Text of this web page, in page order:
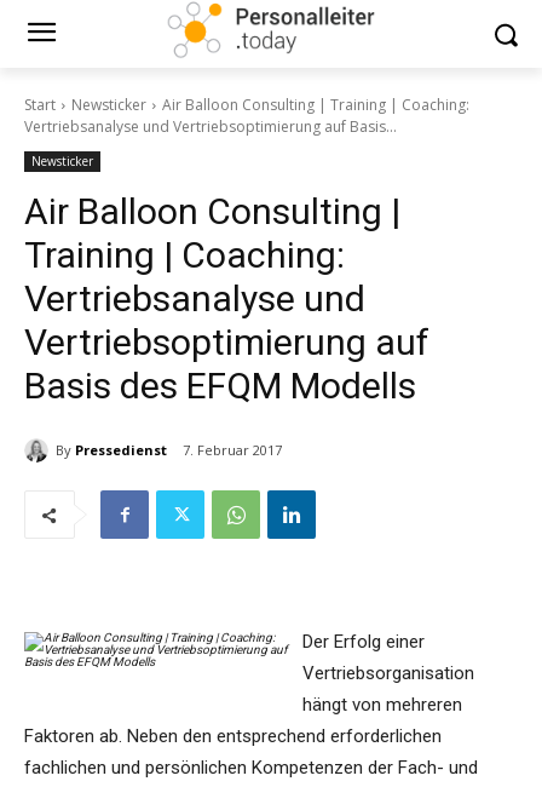
Start Newsticker
Air Balloon Consulting | Training | Coaching:
Vertriebsanalyse und Vertriebsoptimierung auf Basis...
Newsticker
Air Balloon Consulting |
Training | Coaching:
Vertriebsanalyse und
Vertriebsoptimierung auf
Basis des EFQM Modells
By Pressedienst 7. Februar 2017
Der Erfolg einer
Vertriebsorganisation
hängt von mehreren
Faktoren ab. Neben den entsprechend erforderlichen
fachlichen und persönlichen Kompetenzen der Fach- und